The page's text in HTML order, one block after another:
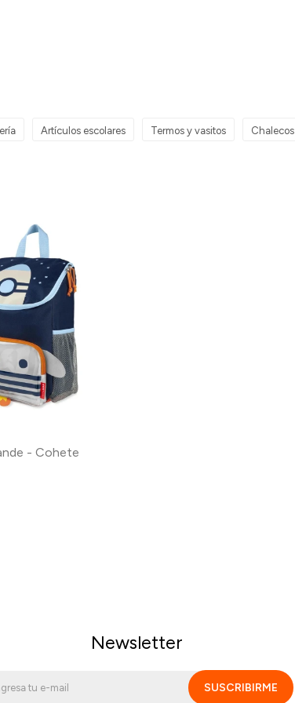
Artículos escolares Termos y vasitos Chalecos
- Cohete
Newsletter
SUSCRIBIRME